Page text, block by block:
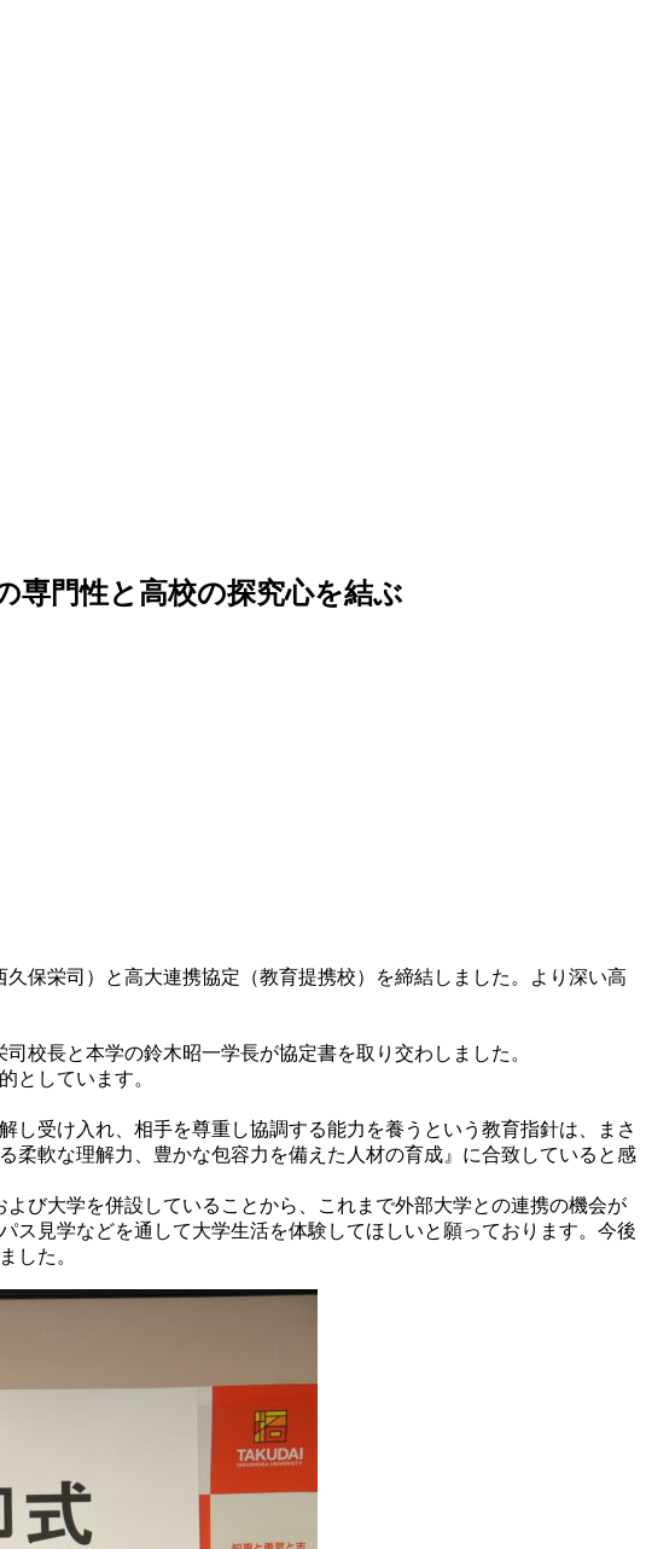
専門性と高校の探究心を結ぶ
保栄司）と高大連携協定（教育提携校）を締結しました。より深い高
校長と本学の鈴木昭一学長が協定書を取り交わしました。
としています。
受け入れ、相手を尊重し協調する能力を養うという教育指針は、まさ
柔軟な理解力、豊かな包容力を備えた人材の育成』に合致していると感
び大学を併設していることから、これまで外部大学との連携の機会が
見学などを通して大学生活を体験してほしいと願っております。今後
した。